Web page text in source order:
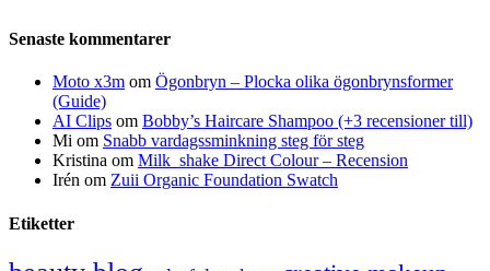
Senaste kommentarer
Moto x3m om Ögonbryn – Plocka olika ögonbrynsformer
(Guide)
AI Clips om Bobby’s Haircare Shampoo (+3 recensioner till)
Mi om Snabb vardagssminkning steg för steg
Kristina om Milk_shake Direct Colour – Recension
Irén om Zuii Organic Foundation Swatch
Etiketter